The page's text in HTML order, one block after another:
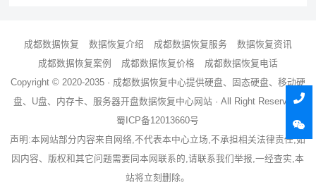
成都数据恢复 数据恢复介绍 成都数据恢复服务
数据恢复资讯
成都数据恢复案例
成都数据恢复价格
成都数据恢复电话
Copyright © 2020-2035 · 成都数据恢复中心提供硬盘、固态硬盘、移动硬
盘、U盘、内存卡、服务器开盘数据恢复中心网站 · All Right Reserved ·
蜀ICP备12013660号
声明:本网站部分内容来自网络,不代表本中心立场,不承担相关法律责任,如
因内容、版权和其它问题需要同本网联系的,请联系我们举报,一经查实,本
站将立刻删除。